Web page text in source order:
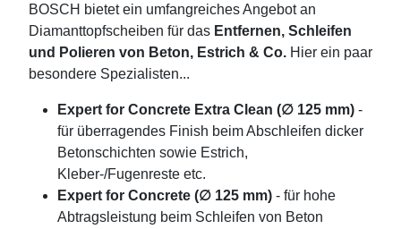
BOSCH bietet ein umfangreiches Angebot an
Diamanttopfscheiben für das Entfernen, Schleifen
und Polieren von Beton, Estrich & Co. Hier ein paar
besondere Spezialisten...
Expert for Concrete Extra Clean (∅ 125 mm) -
für überragendes Finish beim Abschleifen dicker
Betonschichten sowie Estrich,
Kleber-/Fugenreste etc.
Expert for Concrete (∅ 125 mm) - für hohe
Abtragsleistung beim Schleifen von Beton